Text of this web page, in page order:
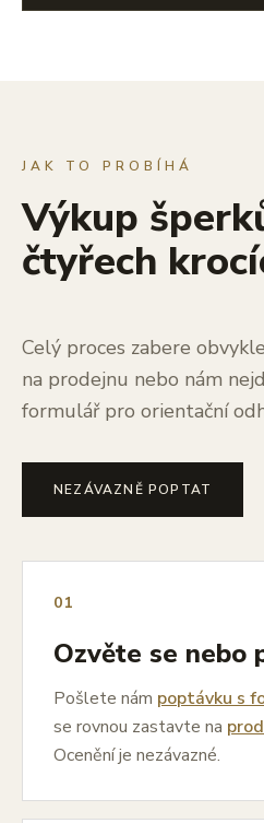
JAK TO PROBÍHÁ
Výkup
čtyřech
Celý proces zabere
na prodejnu nebo nám
formulář pro orientační
NEZÁVAZNĚ POPTAT
01
Ozvěte se nebo
Pošlete nám poptávku s
se rovnou zastavte na
Ocenění je nezávazné.